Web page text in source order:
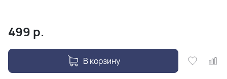
499 р.
В корзину